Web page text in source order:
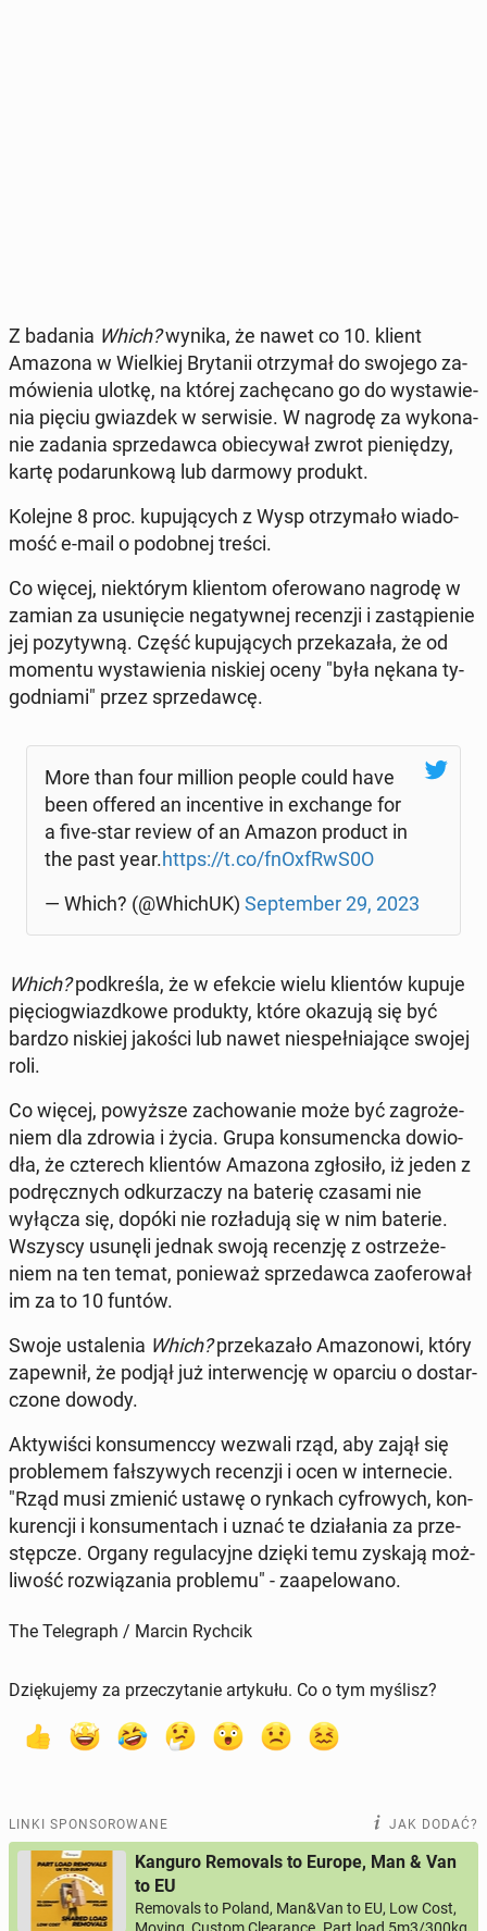
Z badania Which?wynika, że nawet co 10. klient
Amazona w Wiel­kiej Bry­ta­nii otrzy­mał do swojego za­
mó­wie­nia ulotkę, na której za­chę­ca­no go do wy­sta­wie­
nia pięciu gwiaz­dek w ser­wi­sie. W nagrodę za wy­ko­na­
nie zadania sprze­daw­ca obie­cy­wał zwrot pie­nię­dzy,
kartę po­da­run­ko­wą lub darmowy produkt.
Kolejne 8 proc. ku­pu­ją­cych z Wysp otrzy­ma­ło wia­do­
mość e-mail o po­dob­nej treści.
Co więcej, nie­któ­rym klien­tom ofe­ro­wa­no nagrodę w
zamian za usu­nię­cie ne­ga­tyw­nej re­cen­zji i za­stą­pie­nie
jej po­zy­tyw­ną. Część ku­pu­ją­cych prze­ka­za­ła, że od
momentu wy­sta­wie­nia niskiej oceny "była nękana ty­
go­dnia­mi" przez sprze­daw­cę.
More than four million people could have
been offered an in­cen­ti­ve in exchan­ge for
a five-star review of an Amazon product in
the past year.https://t.co/fnO­xfRwS0O
— Which? (@WhichUK) Sep­tem­ber 29, 2023
Which?pod­kre­śla, że w efekcie wielu klien­tów kupuje
pię­cio­gwiazd­ko­we pro­duk­ty, które okazują się być
bardzo niskiej jakości lub nawet nie­speł­nia­ją­ce swojej
roli.
Co więcej, po­wyż­sze za­cho­wa­nie może być za­gro­że­
niem dla zdrowia i życia. Grupa kon­su­menc­ka do­wio­
dła, że czte­rech klien­tów Amazona zgło­si­ło, iż jeden z
pod­ręcz­nych od­ku­rza­czy na baterię czasami nie
wyłącza się, dopóki nie roz­ła­du­ją się w nim baterie.
Wszyscy usunęli jednak swoją re­cen­zję z ostrze­że­
niem na ten temat, po­nie­waż sprze­daw­ca za­ofe­ro­wał
im za to 10 funtów.
Swoje usta­le­nia Which?prze­ka­za­ło Ama­zo­no­wi, który
za­pew­nił, że podjął już in­ter­wen­cję w oparciu o do­star­
czo­ne dowody.
Ak­ty­wi­ści kon­su­menc­cy wezwali rząd, aby zajął się
pro­ble­mem fał­szy­wych re­cen­zji i ocen w in­ter­ne­cie.
"Rząd musi zmienić ustawę o rynkach cy­fro­wych, kon­
ku­ren­cji i kon­su­men­tach i uznać te dzia­ła­nia za prze­
stęp­cze. Organy re­gu­la­cyj­ne dzięki temu zyskają moż­
li­wość roz­wią­za­nia pro­ble­mu" - za­ape­lo­wa­no.
The Telegraph / Marcin Rychcik
Dziękujemy za przeczytanie artykułu. Co o tym myślisz?
LINKI SPONSOROWANE JAK DODAĆ?
Kanguro Removals to Europe, Man & Van
to EU
Removals to Poland, Man&Van to EU, Low Cost,